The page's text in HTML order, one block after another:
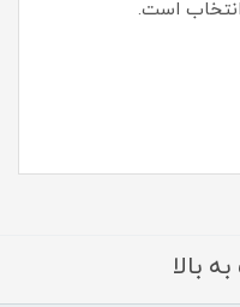
است.
بالا